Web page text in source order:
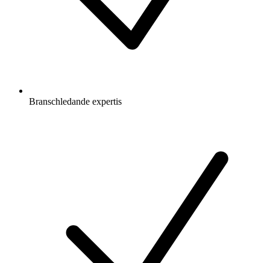
Branschledande expertis